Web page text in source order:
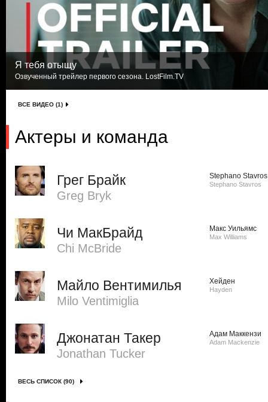
Я тебя отыщу
Озвученный трейлер первого сезона. LostFilm.TV
ВСЕ ВИДЕО (1)
Актеры и команда
Грег Брайк
Greg Bryk
Stephano Stavros
Stephano Stavros
Чи МакБрайд
Chi McBride
Макс Уильямс
Max Williams
Майло Вентимилья
Milo Ventimiglia
Хейден
Hayden
Джонатан Такер
Jonathan Tucker
Адам Маккензи
Adam Mackenzie
ВЕСЬ СПИСОК (90)